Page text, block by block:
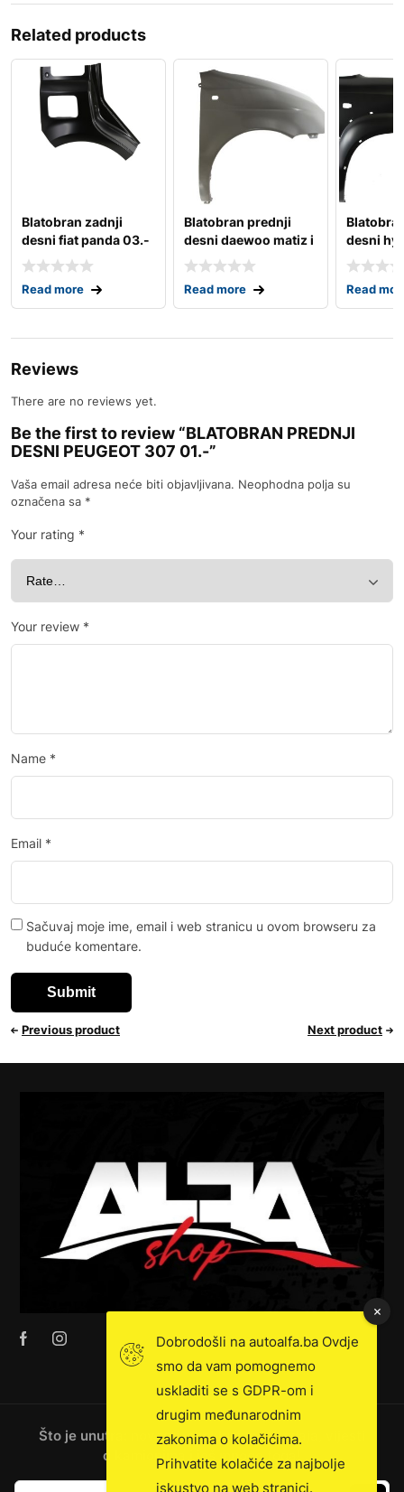
Related products
Blatobran zadnji
desni fiat panda 03.-
Read more
Blatobran prednji
desni daewoo matiz i
98.-08.
Read more
desni
04.-10.
Read
Reviews
There are no reviews yet.
Be the first to review “BLATOBRAN PREDNJI
DESNI PEUGEOT 307 01.-”
Vaša email adresa neće biti objavljivana. Neophodna polja su
označena sa *
Your rating *
Your review *
Name *
Email *
Sačuvaj moje ime, email i web stranicu u ovom browseru za
buduće komentare.
Previous product Next product
Što je unutra: novosti, ekskluzivna prodaja, vijesti
o kamionima i još mnogo toga!
Dobrodošli na autoalfa.ba Ovdje
smo da vam pomognemo
uskladiti se s GDPR-om i
drugim međunarodnim
zakonima o kolačićima.
Prihvatite kolačiće za najbolje
iskustvo na web stranici.